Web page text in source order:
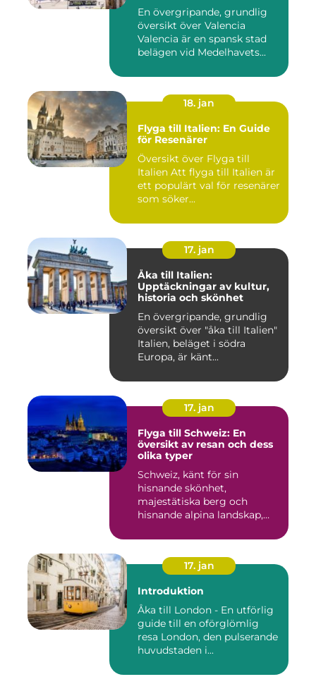
En övergripande, grundlig
översikt över Valencia
Valencia är en spansk stad
belägen vid Medelhavets...
18. jan
Flyga till Italien: En Guide
för Resenärer
Översikt över Flyga till
Italien Att flyga till Italien är
ett populärt val för resenärer
som söker...
17. jan
Åka till Italien:
Upptäckningar av kultur,
historia och skönhet
En övergripande, grundlig
översikt över "åka till Italien"
Italien, beläget i södra
Europa, är känt...
17. jan
Flyga till Schweiz: En
översikt av resan och dess
olika typer
Schweiz, känt för sin
hisnande skönhet,
majestätiska berg och
hisnande alpina landskap,
17. jan
Introduktion
Åka till London - En utförlig
guide till en oförglömlig
resa London, den pulserande
huvudstaden i...